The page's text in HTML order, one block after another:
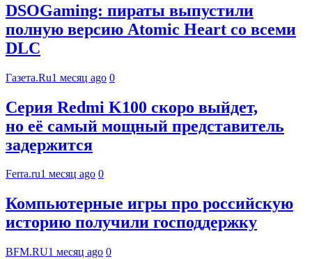
DSOGaming: пираты выпустили
полную версию Atomic Heart со всеми
DLC
Газета.Ru1 месяц ago 0
Серия Redmi K100 скоро выйдет,
но её самый мощный представитель
задержится
Ferra.ru1 месяц ago 0
Компьютерные игры про российскую
историю получили господдержку
BFM.RU1 месяц ago 0